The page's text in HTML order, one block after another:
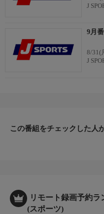
J
9月
8/31(
J
この番組をチェックした人
リモート録画予約ラ
(スポーツ)